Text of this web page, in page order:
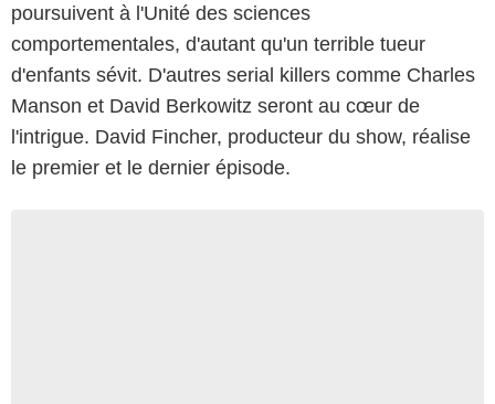
poursuivent à l'Unité des sciences
comportementales, d'autant qu'un terrible tueur
d'enfants sévit. D'autres serial killers comme Charles
Manson et David Berkowitz seront au cœur de
l'intrigue. David Fincher, producteur du show, réalise
le premier et le dernier épisode.